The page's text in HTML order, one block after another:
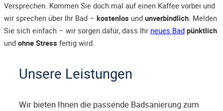
Versprechen. Kommen Sie doch mal auf einen Kaffee vorbei und
wir sprechen über Ihr Bad – kostenlos und unverbindlich. Melden
Sie sich einfach – wir sorgen dafür, dass Ihr neues Bad pünktlich
und ohne Stress fertig wird.
Unsere Leistungen
Wir bieten Ihnen die passende Badsanierung zum